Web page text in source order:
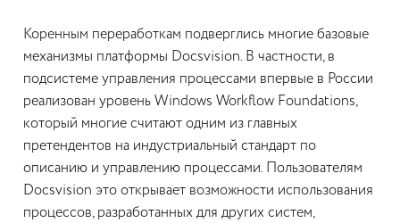
Коренным переработкам подверглись многие базовые
механизмы платформы Docsvision. В частности, в
подсистеме управления процессами впервые в России
реализован уровень Windows Workflow Foundations,
который многие считают одним из главных
претендентов на индустриальный стандарт по
описанию и управлению процессами. Пользователям
Docsvision это открывает возможности использования
процессов, разработанных для других систем,